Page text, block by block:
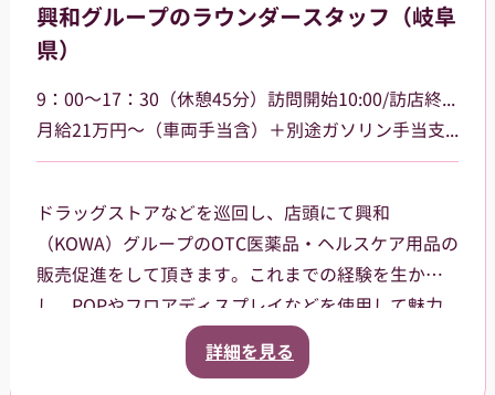
興和グループのラウンダースタッフ（岐阜
県）
9：00～17：30（休憩45分）訪問開始10:00/訪店終了17:00
月給21万円～（車両手当含）＋別途ガソリン手当支給 その他手当あり
ドラッグストアなどを巡回し、店頭にて興和
（KOWA）グループのOTC医薬品・ヘルスケア用品の
販売促進をして頂きます。これまでの経験を生か
し、POPやフロアディスプレイなどを使用して魅力
的な売場作りをお願いします。また、商品や稼働に
関する研修などは、事前に担当者から数日間行いま
詳細を見る